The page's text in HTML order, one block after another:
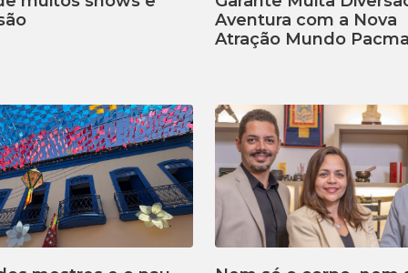
Aventura com a Nova
Atração Mundo